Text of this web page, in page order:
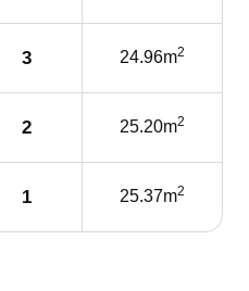
3 24.96m2
2 25.20m2
1 25.37m2